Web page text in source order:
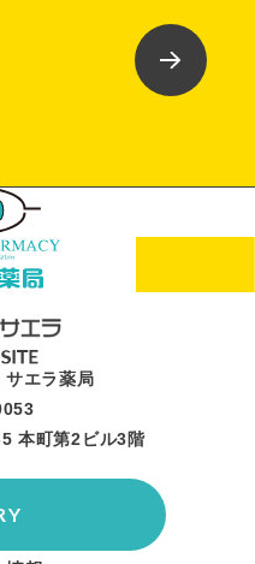
サエラ薬局
本町第2ビル3階